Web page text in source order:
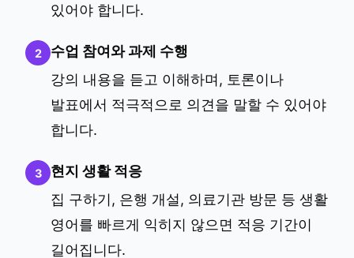
있어야 합니다.
2
수업 참여와 과제 수행
강의 내용을 듣고 이해하며, 토론이나
발표에서 적극적으로 의견을 말할 수 있어야
합니다.
3
현지 생활 적응
집 구하기, 은행 개설, 의료기관 방문 등 생활
영어를 빠르게 익히지 않으면 적응 기간이
길어집니다.